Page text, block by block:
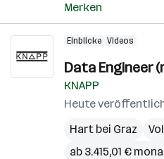
Merken
Einblicke Videos
Data Engineer
KNAPP
Heute
Hart bei Graz
ab 3.415,01 €